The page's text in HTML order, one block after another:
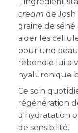
cream de
graine de
aider les
pour une
rebondie lui a
hyaluronique
Ce soin
régénération
d'hydratation
de sensibilité.